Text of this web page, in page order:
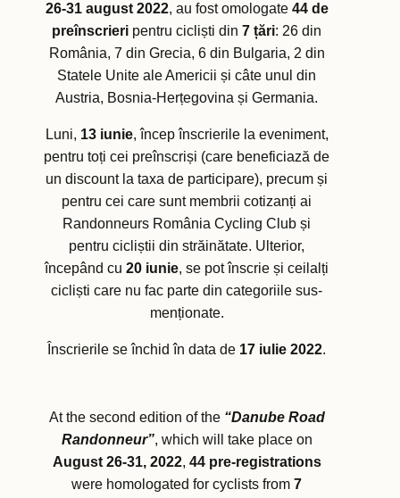
26-31 august 2022, au fost omologate 44 de
preînscrieri pentru cicliști din 7 țări: 26 din
România, 7 din Grecia, 6 din Bulgaria, 2 din
Statele Unite ale Americii și câte unul din
Austria, Bosnia-Herțegovina și Germania.
Luni, 13 iunie, încep înscrierile la eveniment,
pentru toți cei preînscriși (care beneficiază de
un discount la taxa de participare), precum și
pentru cei care sunt membrii cotizanți ai
Randonneurs România Cycling Club și
pentru cicliștii din străinătate. Ulterior,
începând cu 20 iunie, se pot înscrie și ceilalți
cicliști care nu fac parte din categoriile sus-
menționate.
Înscrierile se închid în data de 17 iulie 2022.
At the second edition of the “Danube Road
Randonneur”, which will take place on
August 26-31, 2022, 44 pre-registrations
were homologated for cyclists from 7